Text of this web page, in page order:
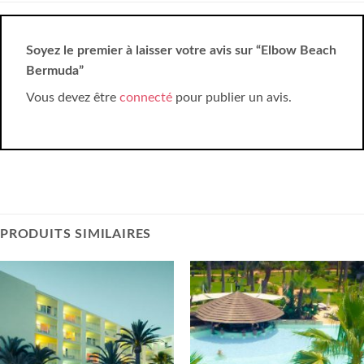
Soyez le premier à laisser votre avis sur “Elbow Beach
Bermuda”
Vous devez être connecté pour publier un avis.
PRODUITS SIMILAIRES